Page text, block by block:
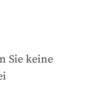
Sie keine